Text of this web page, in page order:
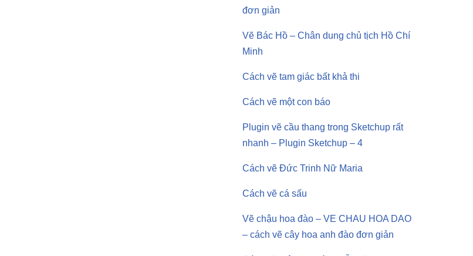
đơn giản
Vẽ Bác Hồ – Chân dung chủ tịch Hồ Chí
Minh
Cách vẽ tam giác bất khả thi
Cách vẽ một con báo
Plugin vẽ cầu thang trong Sketchup rất
nhanh – Plugin Sketchup – 4
Cách vẽ Đức Trinh Nữ Maria
Cách vẽ cá sấu
Vẽ chậu hoa đào – VE CHAU HOA DAO
– cách vẽ cây hoa anh đào đơn giản